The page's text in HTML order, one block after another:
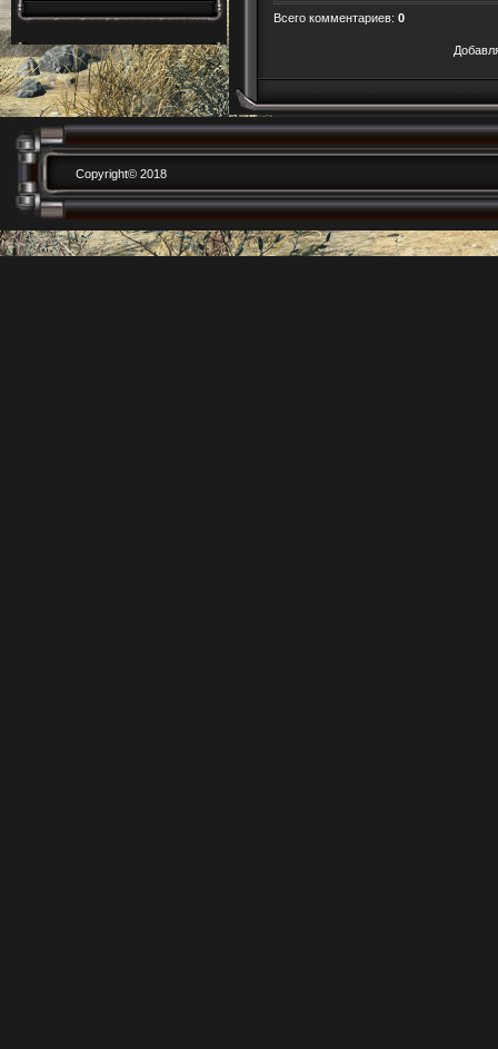
Всего комментариев: 0
Copyright© 2018